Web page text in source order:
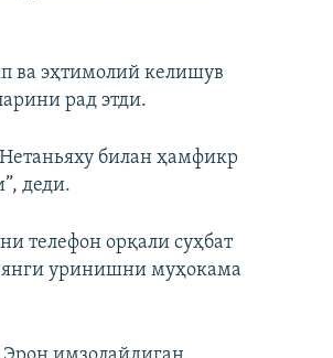
ва эҳтимолий келишув
рад этди.
билан ҳамфикр
деди.
телефон орқали суҳбат
янги уринишни муҳокама